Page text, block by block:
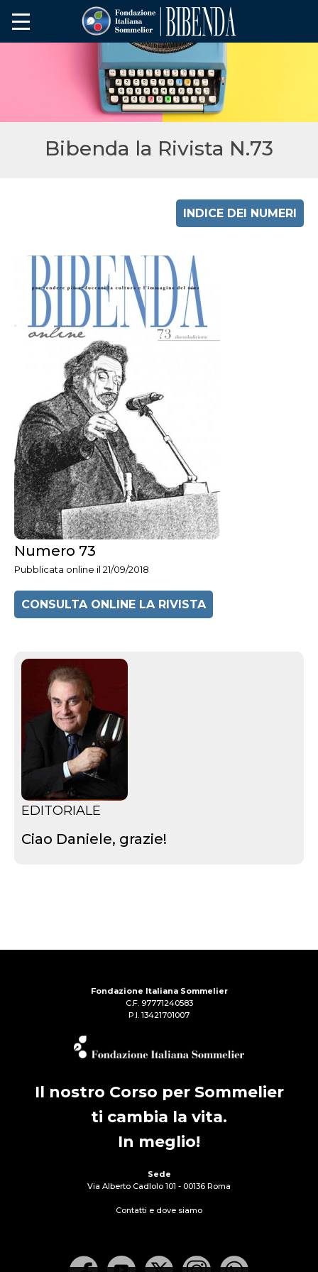
Bibenda la Rivista N.73
INDICE DEI NUMERI
Numero 73
Pubblicata online il 21/09/2018
CONSULTA ONLINE LA RIVISTA
EDITORIALE
Ciao Daniele, grazie!
Fondazione Italiana Sommelier
C.F. 97771240583
P.I. 13421701007
Il nostro Corso per Sommelier
ti cambia la vita.
In meglio!
Sede
Via Alberto Cadlolo 101 - 00136 Roma
Contatti e dove siamo